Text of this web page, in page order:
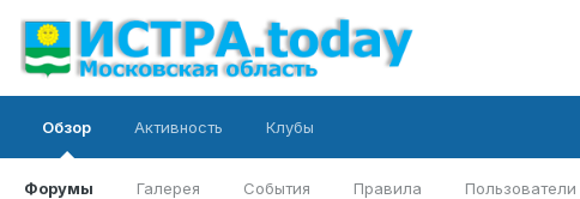
Обзор
Форумы Галерея События Правила Пользователи
Активность Клубы